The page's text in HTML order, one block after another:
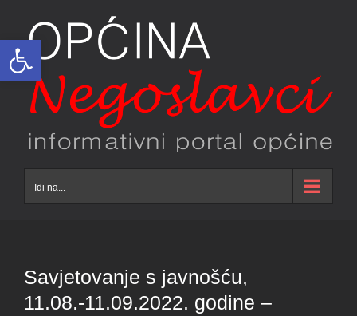
Open toolbar
content
Idi na...
Savjetovanje s javnošću,
11.08.-11.09.2022. godine –